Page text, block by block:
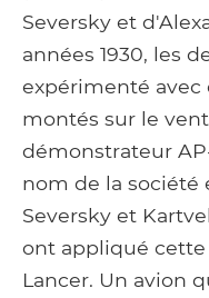
Seversky et
années 1930, les
expérimenté avec
montés sur le
démonstrateur
nom de la société
Seversky et
ont appliqué
Lancer. Un avion